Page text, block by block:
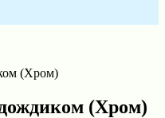
(Хром)
(Хром)